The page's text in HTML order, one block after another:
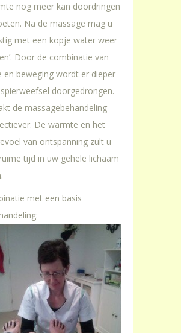
nog meer kan doordringen
Na de massage mag u
met een kopje water weer
Door de combinatie van
en beweging wordt er dieper
doorgedrongen.
de massagebehandeling
De warmte en het
van ontspanning zult u
tijd in uw gehele lichaam
met een basis